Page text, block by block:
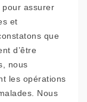
pour assurer
et
que
d’être
nous
les opérations
Nous